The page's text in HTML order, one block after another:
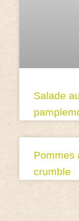
Salade
Pommes
crumble